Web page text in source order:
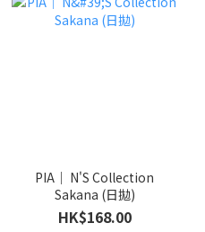
PIA｜ N'S Collection
Sakana (日拋)
HK$168.00